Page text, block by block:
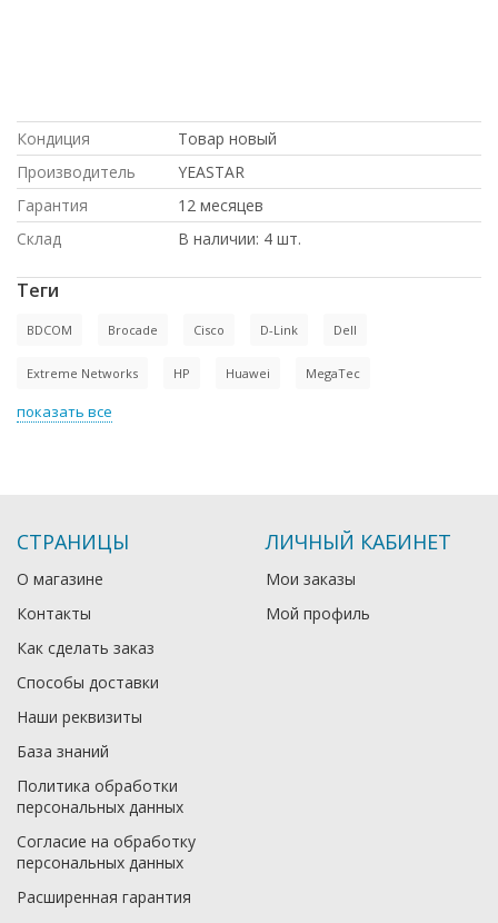
Кондиция
Товар новый
Производитель
YEASTAR
Гарантия
12 месяцев
Склад
В наличии: 4 шт.
Теги
BDCOM Brocade Cisco D-Link Dell
Extreme Networks HP Huawei MegaTec
показать все
СТРАНИЦЫ
О магазине
Контакты
Как сделать заказ
Способы доставки
Наши реквизиты
База знаний
Политика обработки
персональных данных
Согласие на обработку
персональных данных
Расширенная гарантия
ЛИЧНЫЙ КАБИНЕТ
Мои заказы
Мой профиль